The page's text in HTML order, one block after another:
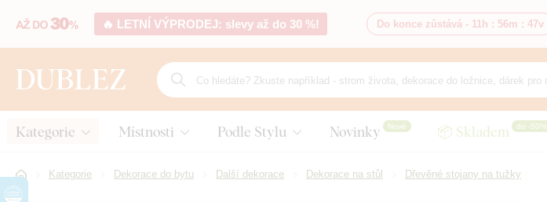
🔥 LETNÍ VÝPRODEJ: slevy až do 30 %! Do konce zůstává - 11h : 56m : 46v
Kategorie Místnosti Podle Stylu Novinky Nové 📦 Skladem do -50%
Kategorie Dekorace do bytu Další dekorace Dekorace na stůl Dřevěné stojany na tužky